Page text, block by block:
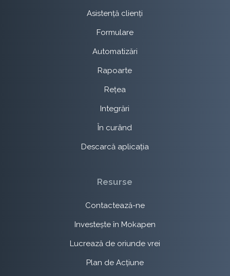
Asistență clienți
Formulare
Automatizări
Rapoarte
Rețea
Integrări
În curând
Descarcă aplicația
Resurse
Contactează-ne
Investește în Mokapen
Lucrează de oriunde vrei
Plan de Acțiune